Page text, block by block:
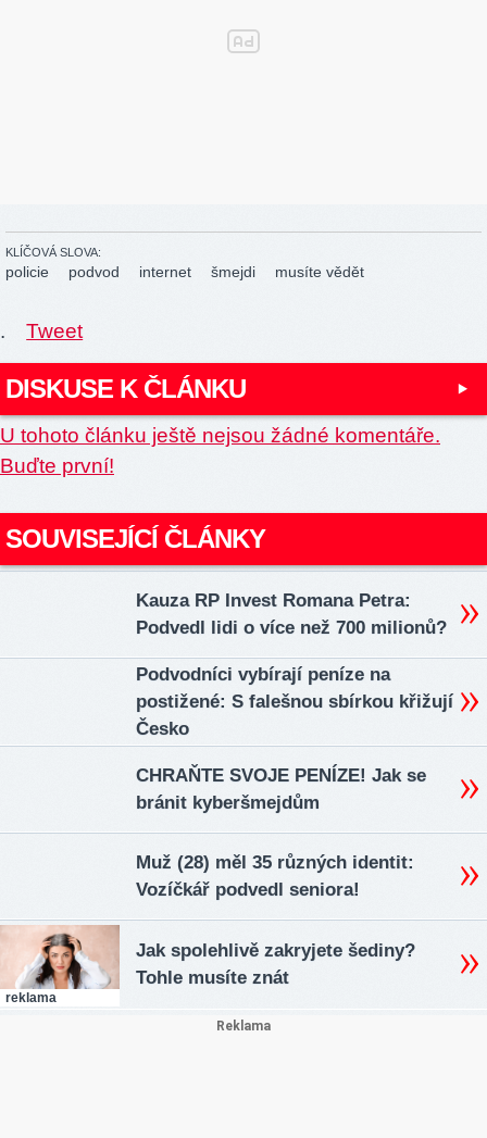
KLÍČOVÁ SLOVA:
policie podvod internet šmejdi musíte vědět
. Tweet
DISKUSE K ČLÁNKU
U tohoto článku ještě nejsou žádné komentáře.
Buďte první!
SOUVISEJÍCÍ ČLÁNKY
Kauza RP Invest Romana Petra:
Podvedl lidi o více než 700 milionů?
Podvodníci vybírají peníze na
postižené: S falešnou sbírkou křižují
Česko
CHRAŇTE SVOJE PENÍZE! Jak se
bránit kyberšmejdům
Muž (28) měl 35 různých identit:
Vozíčkář podvedl seniora!
reklama
Jak spolehlivě zakryjete šediny?
Tohle musíte znát